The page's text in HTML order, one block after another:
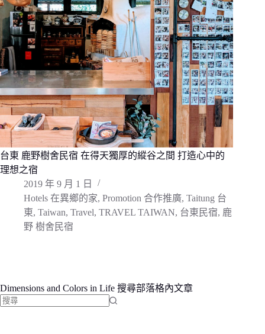
台東 鹿野樹舍民宿 在得天獨厚的縱谷之間 打造心中的
理想之宿
2019 年 9 月 1 日
Hotels 在異鄉的家, Promotion 合作推廣, Taitung 台
東, Taiwan, Travel, TRAVEL TAIWAN, 台東民宿, 鹿
野 樹舍民宿
Dimensions and Colors in Life 搜尋部落格內文章